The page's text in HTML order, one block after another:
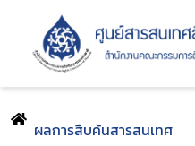
ผลการสืบค้นสารสนเทศ